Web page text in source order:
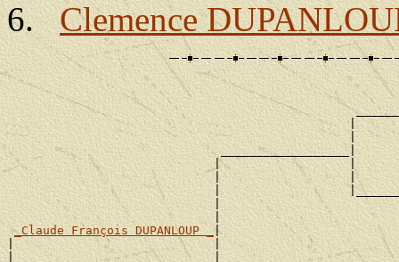
Clemence
|
|
                              __________________|
|                  |
|                  |
|
|
|
_Claude François DUPANLOUP _ |
|                            |
|                            |